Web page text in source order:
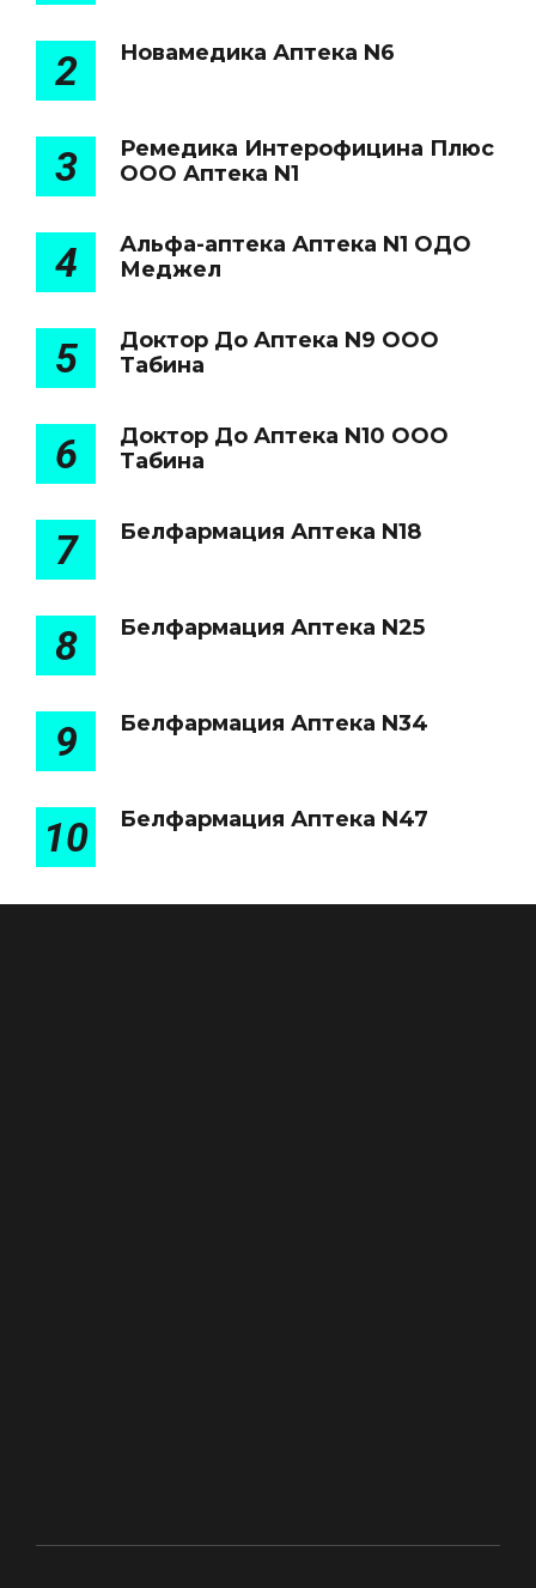
2 Новамедика Аптека N6
3
Ремедика Интерофицина Плюс
ООО Аптека N1
4
Альфа-аптека Аптека N1 ОДО
Меджел
5
Доктор До Аптека N9 ООО
Табина
6
Доктор До Аптека N10 ООО
Табина
7 Белфармация Аптека N18
8 Белфармация Аптека N25
9 Белфармация Аптека N34
10 Белфармация Аптека N47